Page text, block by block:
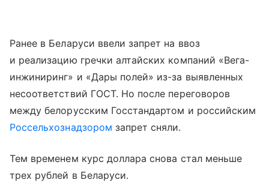
Ранее в Беларуси ввели запрет на ввоз
и реализацию гречки алтайских компаний «Вега-
инжиниринг» и «Дары полей» из-за выявленных
несоответствий ГОСТ. Но после переговоров
между белорусским Госстандартом и российским
Россельхознадзором запрет сняли.
Тем временем курс доллара снова стал меньше
трех рублей в Беларуси.